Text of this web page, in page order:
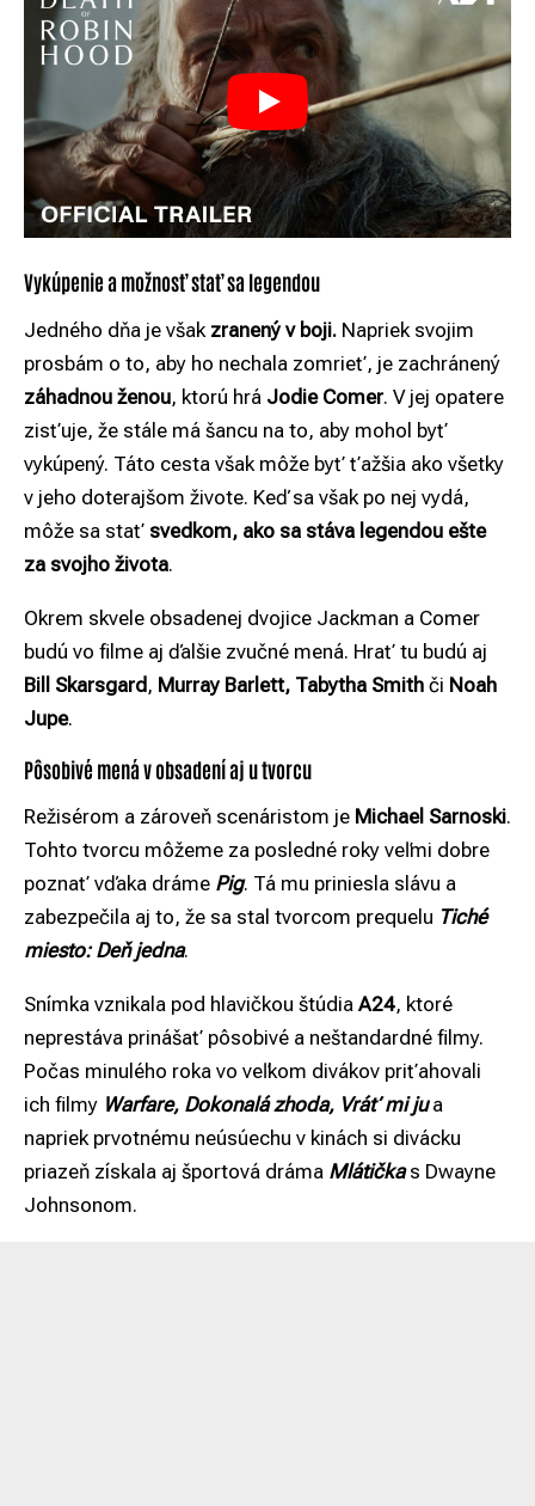
Vykúpenie a možnosť stať sa legendou
Jedného dňa je však zranený v boji. Napriek svojim
prosbám o to, aby ho nechala zomrieť, je zachránený
záhadnou ženou, ktorú hrá Jodie Comer. V jej opatere
zisťuje, že stále má šancu na to, aby mohol byť
vykúpený. Táto cesta však môže byť ťažšia ako všetky
v jeho doterajšom živote. Keď sa však po nej vydá,
môže sa stať svedkom, ako sa stáva legendou ešte
za svojho života.
Okrem skvele obsadenej dvojice Jackman a Comer
budú vo filme aj ďalšie zvučné mená. Hrať tu budú aj
Bill Skarsgard, Murray Barlett, Tabytha Smith či Noah
Jupe.
Pôsobivé mená v obsadení aj u tvorcu
Režisérom a zároveň scenáristom je Michael Sarnoski.
Tohto tvorcu môžeme za posledné roky veľmi dobre
poznať vďaka dráme Pig. Tá mu priniesla slávu a
zabezpečila aj to, že sa stal tvorcom prequelu Tiché
miesto: Deň jedna.
Snímka vznikala pod hlavičkou štúdia A24, ktoré
neprestáva prinášať pôsobivé a neštandardné filmy.
Počas minulého roka vo veľkom divákov priťahovali
ich filmy Warfare, Dokonalá zhoda, Vráť mi jua
napriek prvotnému neúsúechu v kinách si divácku
priazeň získala aj športová dráma Mlátičkas Dwayne
Johnsonom.